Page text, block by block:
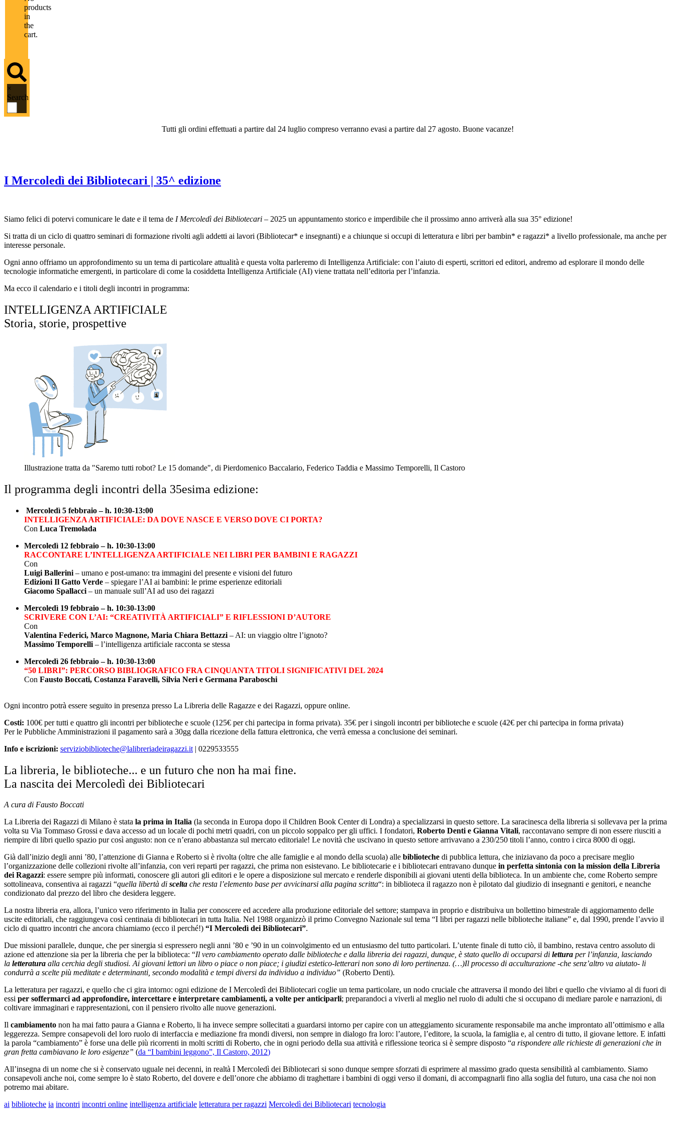
products
in
the
cart.
×
Search
Tutti gli ordini effettuati a partire dal 24 luglio compreso verranno evasi a partire dal 27 agosto. Buone vacanze!
I Mercoledì dei Bibliotecari | 35^ edizione
Siamo felici di potervi comunicare le date e il tema de I Mercoledì dei Bibliotecari – 2025 un appuntamento storico e imperdibile che il prossimo anno arriverà alla sua 35° edizione!
Si tratta di un ciclo di quattro seminari di formazione rivolti agli addetti ai lavori (Bibliotecar* e insegnanti) e a chiunque si occupi di letteratura e libri per bambin* e ragazzi* a livello professionale, ma anche per
interesse personale.
Ogni anno offriamo un approfondimento su un tema di particolare attualità e questa volta parleremo di Intelligenza Artificiale: con l’aiuto di esperti, scrittori ed editori, andremo ad esplorare il mondo delle
tecnologie informatiche emergenti, in particolare di come la cosiddetta Intelligenza Artificiale (AI) viene trattata nell’editoria per l’infanzia.
Ma ecco il calendario e i titoli degli incontri in programma:
INTELLIGENZA ARTIFICIALE
Storia, storie, prospettive
Illustrazione tratta da "Saremo tutti robot? Le 15 domande", di Pierdomenico Baccalario, Federico Taddia e Massimo Temporelli, Il Castoro
Il programma degli incontri della 35esima edizione:
Mercoledì 5 febbraio – h. 10:30-13:00
INTELLIGENZA ARTIFICIALE: DA DOVE NASCE E VERSO DOVE CI PORTA?
Con Luca Tremolada
Mercoledì 12 febbraio – h. 10:30-13:00
RACCONTARE L’INTELLIGENZA ARTIFICIALE NEI LIBRI PER BAMBINI E RAGAZZI
Con
Luigi Ballerini – umano e post-umano: tra immagini del presente e visioni del futuro
Edizioni Il Gatto Verde – spiegare l’AI ai bambini: le prime esperienze editoriali
Giacomo Spallacci – un manuale sull’AI ad uso dei ragazzi
Mercoledì 19 febbraio – h. 10:30-13:00
SCRIVERE CON L’AI: “CREATIVITÀ ARTIFICIALI” E RIFLESSIONI D’AUTORE
Con
Valentina Federici, Marco Magnone, Maria Chiara Bettazzi – AI: un viaggio oltre l’ignoto?
Massimo Temporelli – l’intelligenza artificiale racconta se stessa
Mercoledì 26 febbraio – h. 10:30-13:00
“50 LIBRI”: PERCORSO BIBLIOGRAFICO FRA CINQUANTA TITOLI SIGNIFICATIVI DEL 2024
Con Fausto Boccati, Costanza Faravelli, Silvia Neri e Germana Paraboschi
Ogni incontro potrà essere seguito in presenza presso La Libreria delle Ragazze e dei Ragazzi, oppure online.
Costi: 100€ per tutti e quattro gli incontri per biblioteche e scuole (125€ per chi partecipa in forma privata). 35€ per i singoli incontri per biblioteche e scuole (42€ per chi partecipa in forma privata)
Per le Pubbliche Amministrazioni il pagamento sarà a 30gg dalla ricezione della fattura elettronica, che verrà emessa a conclusione dei seminari.
Info e iscrizioni: serviziobiblioteche@lalibreriadeiragazzi.it | 0229533555
La libreria, le biblioteche... e un futuro che non ha mai fine.
La nascita dei Mercoledì dei Bibliotecari
A cura di Fausto Boccati
La Libreria dei Ragazzi di Milano è stata la prima in Italia (la seconda in Europa dopo il Children Book Center di Londra) a specializzarsi in questo settore. La saracinesca della libreria si sollevava per la prima
volta su Via Tommaso Grossi e dava accesso ad un locale di pochi metri quadri, con un piccolo soppalco per gli uffici. I fondatori, Roberto Denti e Gianna Vitali, raccontavano sempre di non essere riusciti a
riempire di libri quello spazio pur così angusto: non ce n’erano abbastanza sul mercato editoriale! Le novità che uscivano in questo settore arrivavano a 230/250 titoli l’anno, contro i circa 8000 di oggi.
Già dall’inizio degli anni ’80, l’attenzione di Gianna e Roberto si è rivolta (oltre che alle famiglie e al mondo della scuola) alle biblioteche di pubblica lettura, che iniziavano da poco a precisare meglio
l’organizzazione delle collezioni rivolte all’infanzia, con veri reparti per ragazzi, che prima non esistevano. Le bibliotecarie e i bibliotecari entravano dunque in perfetta sintonia con la mission della Libreria
dei Ragazzi: essere sempre più informati, conoscere gli autori gli editori e le opere a disposizione sul mercato e renderle disponibili ai giovani utenti della biblioteca. In un ambiente che, come Roberto sempre
sottolineava, consentiva ai ragazzi “quella libertà di scelta che resta l’elemento base per avvicinarsi alla pagina scritta“: in biblioteca il ragazzo non è pilotato dal giudizio di insegnanti e genitori, e neanche
condizionato dal prezzo del libro che desidera leggere.
La nostra libreria era, allora, l’unico vero riferimento in Italia per conoscere ed accedere alla produzione editoriale del settore; stampava in proprio e distribuiva un bollettino bimestrale di aggiornamento delle
uscite editoriali, che raggiungeva così centinaia di bibliotecari in tutta Italia. Nel 1988 organizzò il primo Convegno Nazionale sul tema “I libri per ragazzi nelle biblioteche italiane” e, dal 1990, prende l’avvio il
ciclo di quattro incontri che ancora chiamiamo (ecco il perché!) “I Mercoledì dei Bibliotecari”.
Due missioni parallele, dunque, che per sinergia si espressero negli anni ’80 e ’90 in un coinvolgimento ed un entusiasmo del tutto particolari. L’utente finale di tutto ciò, il bambino, restava centro assoluto di
azione ed attenzione sia per la libreria che per la biblioteca: “Il vero cambiamento operato dalle biblioteche e dalla libreria dei ragazzi, dunque, è stato quello di occuparsi di lettura per l’infanzia, lasciando
la letteratura alla cerchia degli studiosi. Ai giovani lettori un libro o piace o non piace; i giudizi estetico-letterari non sono di loro pertinenza. (…)Il processo di acculturazione -che senz’altro va aiutato- li
condurrà a scelte più meditate e determinanti, secondo modalità e tempi diversi da individuo a individuo” (Roberto Denti).
La letteratura per ragazzi, e quello che ci gira intorno: ogni edizione de I Mercoledì dei Bibliotecari coglie un tema particolare, un nodo cruciale che attraversa il mondo dei libri e quello che viviamo al di fuori di
essi per soffermarci ad approfondire, intercettare e interpretare cambiamenti, a volte per anticiparli; preparandoci a viverli al meglio nel ruolo di adulti che si occupano di mediare parole e narrazioni, di
coltivare immaginari e rappresentazioni, con il pensiero rivolto alle nuove generazioni.
Il cambiamento non ha mai fatto paura a Gianna e Roberto, li ha invece sempre sollecitati a guardarsi intorno per capire con un atteggiamento sicuramente responsabile ma anche improntato all’ottimismo e alla
leggerezza. Sempre consapevoli del loro ruolo di interfaccia e mediazione fra mondi diversi, non sempre in dialogo fra loro: l’autore, l’editore, la scuola, la famiglia e, al centro di tutto, il giovane lettore. E infatti
la parola “cambiamento” è forse una delle più ricorrenti in molti scritti di Roberto, che in ogni periodo della sua attività e riflessione teorica si è sempre disposto “a rispondere alle richieste di generazioni che in
gran fretta cambiavano le loro esigenze” (da “I bambini leggono”, Il Castoro, 2012)
All’insegna di un nome che si è conservato uguale nei decenni, in realtà I Mercoledì dei Bibliotecari si sono dunque sempre sforzati di esprimere al massimo grado questa sensibilità al cambiamento. Siamo
consapevoli anche noi, come sempre lo è stato Roberto, del dovere e dell’onore che abbiamo di traghettare i bambini di oggi verso il domani, di accompagnarli fino alla soglia del futuro, una casa che noi non
potremo mai abitare.
ai biblioteche ia incontri incontri online intelligenza artificiale letteratura per ragazzi Mercoledì dei Bibliotecari tecnologia